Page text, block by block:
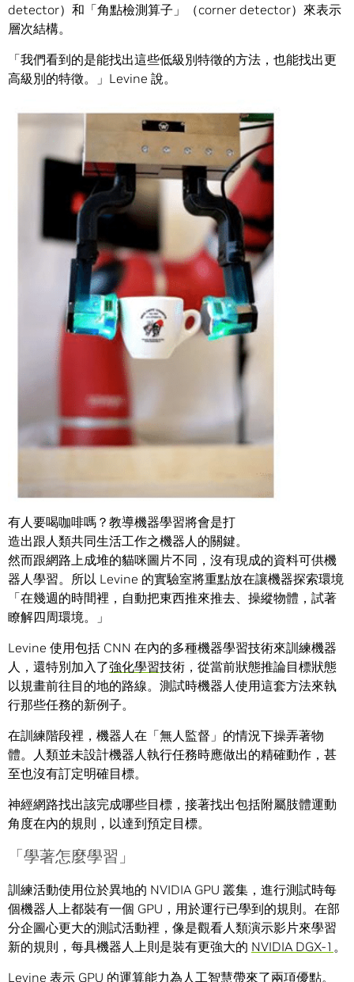
detector）和「角點檢測算子」（corner detector）來表示
層次結構。
「我們看到的是能找出這些低級別特徵的方法，也能找出更
高級別的特徵。」Levine 說。
有人要喝咖啡嗎？教導機器學習將會是打
造出跟人類共同生活工作之機器人的關鍵。
然而跟網路上成堆的貓咪圖片不同，沒有現成的資料可供機
器人學習。所以 Levine 的實驗室將重點放在讓機器探索環境
「在幾週的時間裡，自動把東西推來推去、操縱物體，試著
瞭解四周環境。」
Levine 使用包括 CNN 在內的多種機器學習技術來訓練機器
人，還特別加入了強化學習技術，從當前狀態推論目標狀態
以規畫前往目的地的路線。測試時機器人使用這套方法來執
行那些任務的新例子。
在訓練階段裡，機器人在「無人監督」的情況下操弄著物
體。人類並未設計機器人執行任務時應做出的精確動作，甚
至也沒有訂定明確目標。
神經網路找出該完成哪些目標，接著找出包括附屬肢體運動
角度在內的規則，以達到預定目標。
「學著怎麼學習」
訓練活動使用位於異地的 NVIDIA GPU 叢集，進行測試時每
個機器人上都裝有一個 GPU，用於運行已學到的規則。在部
分企圖心更大的測試活動裡，像是觀看人類演示影片來學習
新的規則，每具機器人上則是裝有更強大的 NVIDIA DGX-1 。
Levine 表示 GPU 的運算能力為人工智慧帶來了兩項優點。